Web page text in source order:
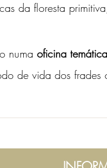
da floresta
numa oficina temática
de vida dos frades